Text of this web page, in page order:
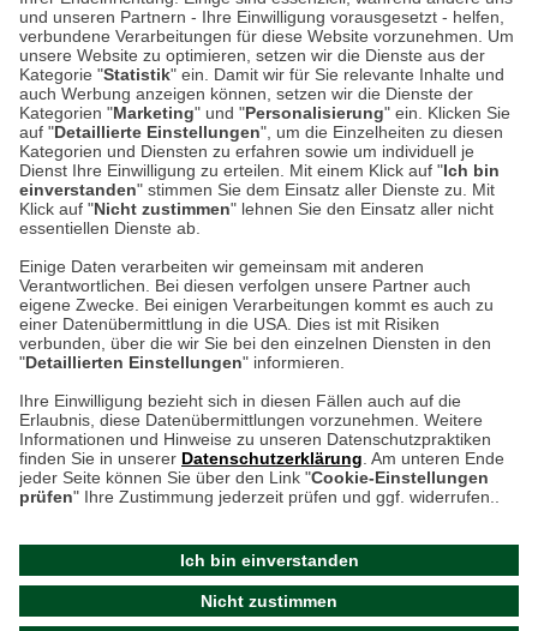
und unseren Partnern - Ihre Einwilligung vorausgesetzt - helfen,
verbundene Verarbeitungen für diese Website vorzunehmen. Um
unsere Website zu optimieren, setzen wir die Dienste aus der
Kategorie "Statistik" ein. Damit wir für Sie relevante Inhalte und
auch Werbung anzeigen können, setzen wir die Dienste der
Kategorien "Marketing" und "Personalisierung" ein. Klicken Sie
auf "Detaillierte Einstellungen", um die Einzelheiten zu diesen
Kategorien und Diensten zu erfahren sowie um individuell je
Dienst Ihre Einwilligung zu erteilen. Mit einem Klick auf "Ich bin
einverstanden" stimmen Sie dem Einsatz aller Dienste zu. Mit
Klick auf "Nicht zustimmen" lehnen Sie den Einsatz aller nicht
essentiellen Dienste ab.
Einige Daten verarbeiten wir gemeinsam mit anderen
Verantwortlichen. Bei diesen verfolgen unsere Partner auch
eigene Zwecke. Bei einigen Verarbeitungen kommt es auch zu
einer Datenübermittlung in die USA. Dies ist mit Risiken
verbunden, über die wir Sie bei den einzelnen Diensten in den
"Detaillierten Einstellungen" informieren.
Ihre Einwilligung bezieht sich in diesen Fällen auch auf die
Erlaubnis, diese Datenübermittlungen vorzunehmen. Weitere
Informationen und Hinweise zu unseren Datenschutzpraktiken
finden Sie in unserer Datenschutzerklärung . Am unteren Ende
jeder Seite können Sie über den Link "Cookie-Einstellungen
prüfen" Ihre Zustimmung jederzeit prüfen und ggf. widerrufen..
Ich bin einverstanden
Nicht zustimmen
Auf dem Steinbüchel 6
53340 Meckenheim
Montag bis Samstag 9:00 Uhr bis 18:00 Uhr
weitere Information
Hier finden Sie uns im Netz
Kontakt
Umwelt und Entsorgung
Zur Echtheit von Bewertungen
Hinweisgeber-Schutzgesetz
Barrierefreiheit unserer Website
am 10.08.2026 um 15:17
2024 THE BRITISH SHOP
Versandhandel GmbH & Co. KG
Cookie-Einstellungen in Ihrem Browser
ACHTUNG!
Ihr Browser speichert aktuell keine Cookies!
Leider können Sie in diesem Fall unseren Online-Shop
Bitte stellen Sie sicher, dass Ihr Browser unsere funktionalen
Cookies für die Dauer Ihres Besuchs auf unserer Website